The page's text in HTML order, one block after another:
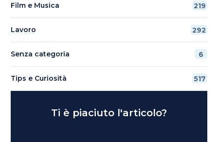
Film e Musica 219
Lavoro 292
Senza categoria 6
Tips e Curiosità 517
Ti è piaciuto l'articolo?